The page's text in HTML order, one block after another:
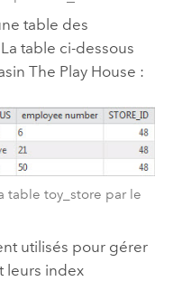
table des
table ci-dessous
The Play House :
table toy_store par le
utilisés pour gérer
leurs index